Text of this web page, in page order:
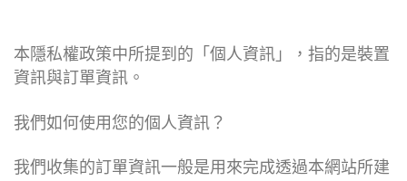
本隱私權政策中所提到的「個人資訊」，指的是裝置
資訊與訂單資訊。
我們如何使用您的個人資訊？
我們收集的訂單資訊一般是用來完成透過本網站所建